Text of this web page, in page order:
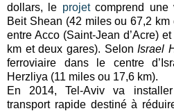
dollars, le projetcomprend une
Beit Shean (42 miles ou 67,2
entre Acco (Saint-Jean d’Acre)
km et deux gares). SelonIsrael
ferroviaire dans le centre
Herzliya (11 miles ou 17,6 km).
En 2014, Tel-Aviv va
transport rapide destiné à